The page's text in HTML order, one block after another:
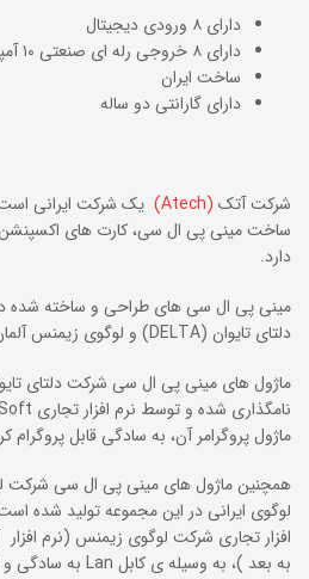
دارای ۸ ورودی دیجیتال
دارای ۸ خروجی رله ای صنعتی ۱۰ آمپر
ساخت ایران
دارای گارانتی دو ساله
شرکت آتک (Atech)
یک شرکت ایرانی
ساخت مینی پی ال سی، کارت های اکسپنشن
دارد.
مینی پی ال سی های طراحی و ساخته شده
دلتای تایوان (DELTA) و لوگوی زیمنس آلمان (Siemens) می باشد.
ماژول های مینی پی ال سی شرکت دلتای
ماژول پروگرامر آن، به سادگی قابل
همچنین ماژول های مینی پی ال سی شرکت
لوگوی ایرانی در این مجموعه تولید شده
به بعد )، به وسیله ی کابل Lan به سادگی و توسط نرم افزار پروگرام کرد.